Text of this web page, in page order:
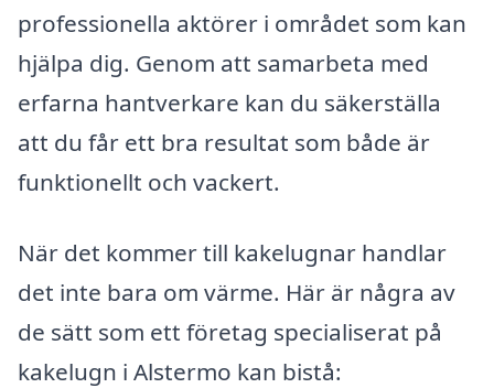
professionella aktörer i området som kan
hjälpa dig. Genom att samarbeta med
erfarna hantverkare kan du säkerställa
att du får ett bra resultat som både är
funktionellt och vackert.
När det kommer till kakelugnar handlar
det inte bara om värme. Här är några av
de sätt som ett företag specialiserat på
kakelugn i Alstermo kan bistå: